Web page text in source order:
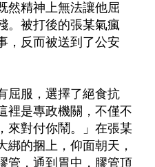
然精神上無法讓他屈
。被打後的張某氣瘋
，反而被送到了公安
屈服，選擇了絕食抗
裡是專政機關，不僅不
來對付你鬧。」在張某
綁的捆上，仰面朝天，
管，通到胃中，膠管頂